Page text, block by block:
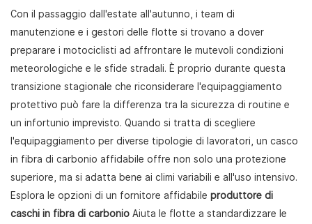
Con il passaggio dall'estate all'autunno, i team di
manutenzione e i gestori delle flotte si trovano a dover
preparare i motociclisti ad affrontare le mutevoli condizioni
meteorologiche e le sfide stradali. È proprio durante questa
transizione stagionale che riconsiderare l'equipaggiamento
protettivo può fare la differenza tra la sicurezza di routine e
un infortunio imprevisto. Quando si tratta di scegliere
l'equipaggiamento per diverse tipologie di lavoratori, un casco
in fibra di carbonio affidabile offre non solo una protezione
superiore, ma si adatta bene ai climi variabili e all'uso intensivo.
Esplora le opzioni di un fornitore affidabile produttore di
caschi in fibra di carbonio Aiuta le flotte a standardizzare le